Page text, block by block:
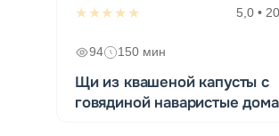
★★★★★ 5,0 •
94 150 мин
Щи из квашеной капусты с
говядиной наваристые